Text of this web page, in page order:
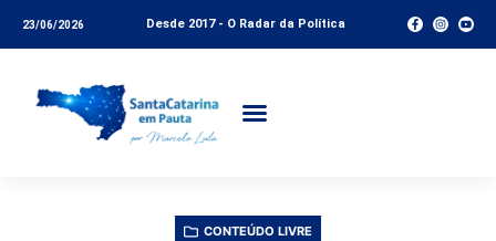
23/06/2026 Desde 2017 - O Radar da Política
CONTEÚDO LIVRE